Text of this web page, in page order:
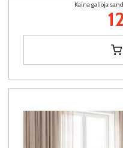
Kaina galioja